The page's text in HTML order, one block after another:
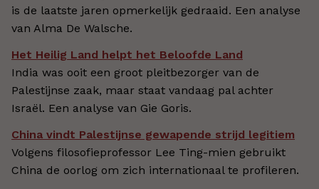
is de laatste jaren opmerkelijk gedraaid. Een analyse
van Alma De Walsche.
Het Heilig Land helpt het Beloofde Land
India was ooit een groot pleitbezorger van de
Palestijnse zaak, maar staat vandaag pal achter
Israël. Een analyse van Gie Goris.
China vindt Palestijnse gewapende strijd legitiem
Volgens filosofieprofessor Lee Ting-mien gebruikt
China de oorlog om zich internationaal te profileren.